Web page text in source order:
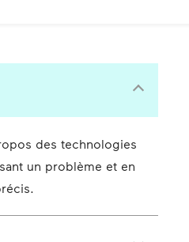
des technologies
un problème et en